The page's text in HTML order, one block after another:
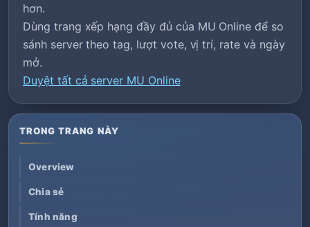
hơn.
Dùng trang xếp hạng đầy đủ của MU Online để so
sánh server theo tag, lượt vote, vị trí, rate và ngày
mở.
Duyệt tất cả server MU Online
TRONG TRANG NÀY
Overview
Chia sẻ
Tính năng